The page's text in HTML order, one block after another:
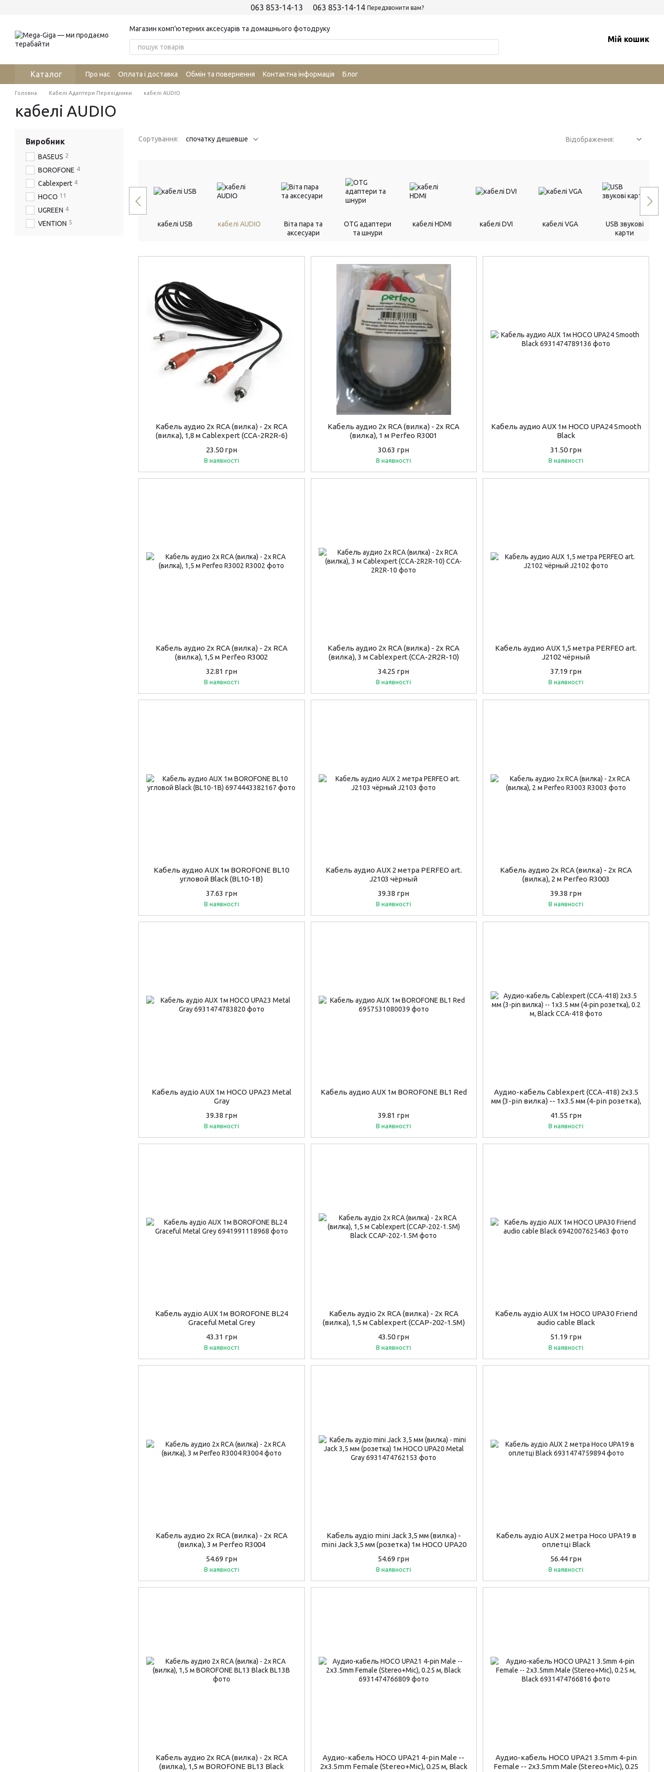
063 853-14-13 063 853-14-14 Передзвонити вам?
Магазин комп'ютерних аксесуарів та домашнього фотодруку
Мій кошик
Каталог Про нас Оплата і доставка Обмін та повернення Контактна інформація Блог
Головна Кабелі Адаптери Перехідники кабелі AUDIO
кабелі AUDIO
Сортування: спочатку дешевше Відображення:
кабелі USB кабелі AUDIO
Віта пара та
аксесуари
OTG адаптери
та шнури
кабелі HDMI кабелі DVI кабелі VGA
USB звукові
карти
Кабель аудио 2х RCA (вилка) - 2х RCA
(вилка), 1,8 м Cablexpert (CCA-2R2R-6)
23.50 грн
В наявності
Кабель аудио 2х RCA (вилка) - 2х RCA
(вилка), 1 м Perfeo R3001
30.63 грн
В наявності
Кабель аудио AUX 1м HOCO UPA24 Smooth
Black
31.50 грн
В наявності
Кабель аудио 2х RCA (вилка) - 2х RCA
(вилка), 1,5 м Perfeo R3002
32.81 грн
В наявності
Кабель аудио 2х RCA (вилка) - 2х RCA
(вилка), 3 м Cablexpert (CCA-2R2R-10)
34.25 грн
В наявності
Кабель аудио AUX 1,5 метра PERFEO art.
J2102 чёрный
37.19 грн
В наявності
Кабель аудио AUX 1м BOROFONE BL10
угловой Black (BL10-1B)
37.63 грн
В наявності
Кабель аудио AUX 2 метра PERFEO art.
J2103 чёрный
39.38 грн
В наявності
Кабель аудио 2х RCA (вилка) - 2х RCA
(вилка), 2 м Perfeo R3003
39.38 грн
В наявності
Кабель аудіо AUX 1м HOCO UPA23 Metal
Gray
39.38 грн
В наявності
Кабель аудио AUX 1м BOROFONE BL1 Red
39.81 грн
В наявності
Аудио-кабель Cablexpert (CCA-418) 2x3.5
мм (3-pin вилка) -- 1x3.5 мм (4-pin розетка),
41.55 грн
В наявності
Кабель аудіо AUX 1м BOROFONE BL24
Graceful Metal Grey
43.31 грн
В наявності
Кабель аудіо 2х RCA (вилка) - 2х RCA
(вилка), 1,5 м Cablexpert (CCAP-202-1.5M)
43.50 грн
В наявності
Кабель аудіо AUX 1м HOCO UPA30 Friend
audio cable Black
51.19 грн
В наявності
Кабель аудио 2х RCA (вилка) - 2х RCA
(вилка), 3 м Perfeo R3004
54.69 грн
В наявності
Кабель аудiо mini Jack 3,5 мм (вилка) -
mini Jack 3,5 мм (розетка) 1м HOCO UPA20
54.69 грн
В наявності
Кабель аудіо AUX 2 метра Hoco UPA19 в
оплетці Black
56.44 грн
В наявності
Кабель аудио 2х RCA (вилка) - 2х RCA
(вилка), 1,5 м BOROFONE BL13 Black
Аудио-кабель HOCO UPA21 4-pin Male --
2х3.5mm Female (Stereo+Mic), 0.25 м, Black
Аудио-кабель HOCO UPA21 3.5mm 4-pin
Female -- 2х3.5mm Male (Stereo+Mic), 0.25
Виробник
BASEUS 2
BOROFONE 4
Cablexpert 4
HOCO 11
UGREEN 4
VENTION 5